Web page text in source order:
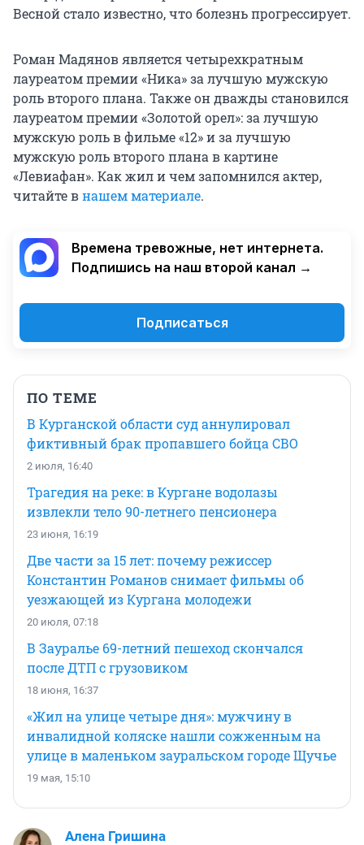
Весной стало известно, что болезнь прогрессирует.
Роман Мадянов является четырехкратным
лауреатом премии «Ника» за лучшую мужскую
роль второго плана. Также он дважды становился
лауреатом премии «Золотой орел»: за лучшую
мужскую роль в фильме «12» и за лучшую
мужскую роль второго плана в картине
«Левиафан». Как жил и чем запомнился актер,
читайте внашем материале.
Времена тревожные, нет интернета.
Подпишись на наш второй канал →
Подписаться
ПО ТЕМЕ
В Курганской области суд аннулировал
фиктивный брак пропавшего бойца СВО
2 июля, 16:40
Трагедия на реке: в Кургане водолазы
извлекли тело 90-летнего пенсионера
23 июня, 16:19
Две части за 15 лет: почему режиссер
Константин Романов снимает фильмы об
уезжающей из Кургана молодежи
20 июля, 07:18
В Зауралье 69-летний пешеход скончался
после ДТП с грузовиком
18 июня, 16:37
«Жил на улице четыре дня»: мужчину в
инвалидной коляске нашли сожженным на
улице в маленьком зауральском городе Щучье
19 мая, 15:10
Алена Гришина